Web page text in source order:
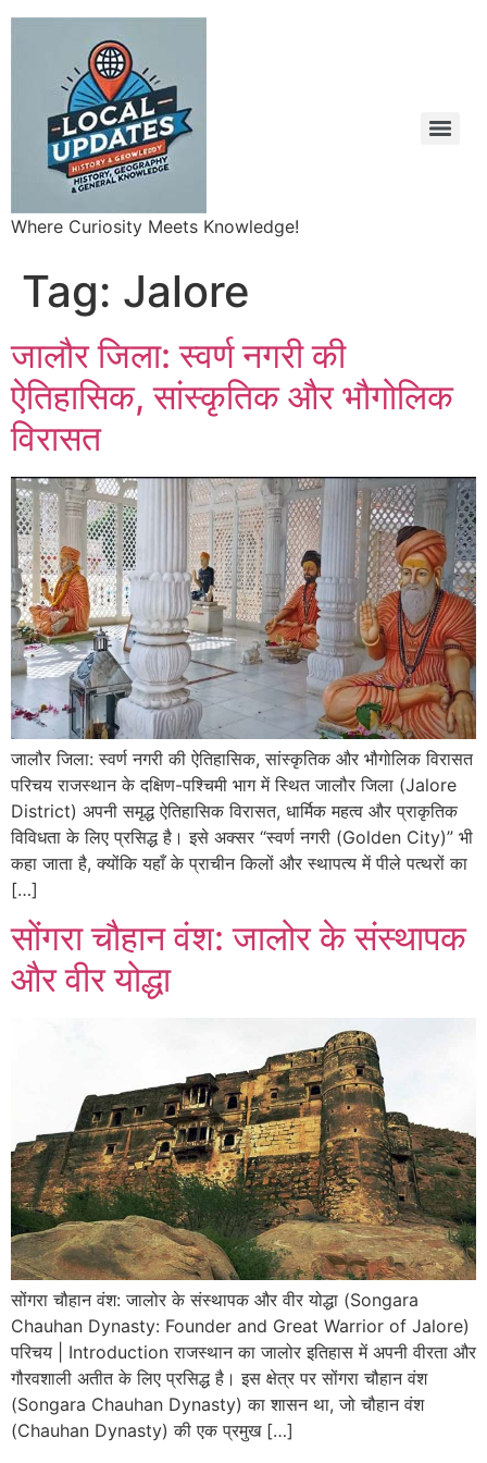
Where Curiosity Meets Knowledge!
Tag: Jalore
जालौर जिला: स्वर्ण नगरी की
ऐतिहासिक, सांस्कृतिक और भौगोलिक
विरासत
जालौर जिला: स्वर्ण नगरी की ऐतिहासिक, सांस्कृतिक और भौगोलिक विरासत
परिचय राजस्थान के दक्षिण-पश्चिमी भाग में स्थित जालौर जिला (Jalore
District) अपनी समृद्ध ऐतिहासिक विरासत, धार्मिक महत्व और प्राकृतिक
विविधता के लिए प्रसिद्ध है। इसे अक्सर “स्वर्ण नगरी (Golden City)” भी
कहा जाता है, क्योंकि यहाँ के प्राचीन किलों और स्थापत्य में पीले पत्थरों का
[…]
सोंगरा चौहान वंश: जालोर के संस्थापक
और वीर योद्धा
सोंगरा चौहान वंश: जालोर के संस्थापक और वीर योद्धा (Songara
Chauhan Dynasty: Founder and Great Warrior of Jalore)
परिचय | Introduction राजस्थान का जालोर इतिहास में अपनी वीरता और
गौरवशाली अतीत के लिए प्रसिद्ध है। इस क्षेत्र पर सोंगरा चौहान वंश
(Songara Chauhan Dynasty) का शासन था, जो चौहान वंश
(Chauhan Dynasty) की एक प्रमुख […]